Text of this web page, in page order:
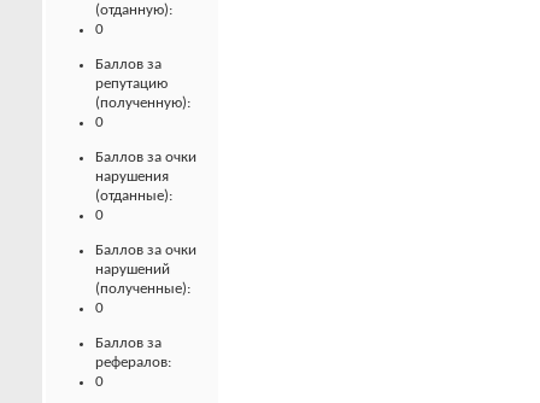
(отданную):
0
Баллов за
репутацию
(полученную):
0
Баллов за очки
нарушения
(отданные):
0
Баллов за очки
нарушений
(полученные):
0
Баллов за
рефералов:
0